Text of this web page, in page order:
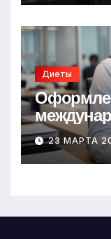
Диеты
23 МАРТА